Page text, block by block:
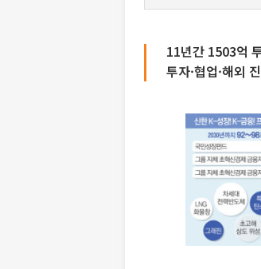
11년간 1503억
투자·협업·해외